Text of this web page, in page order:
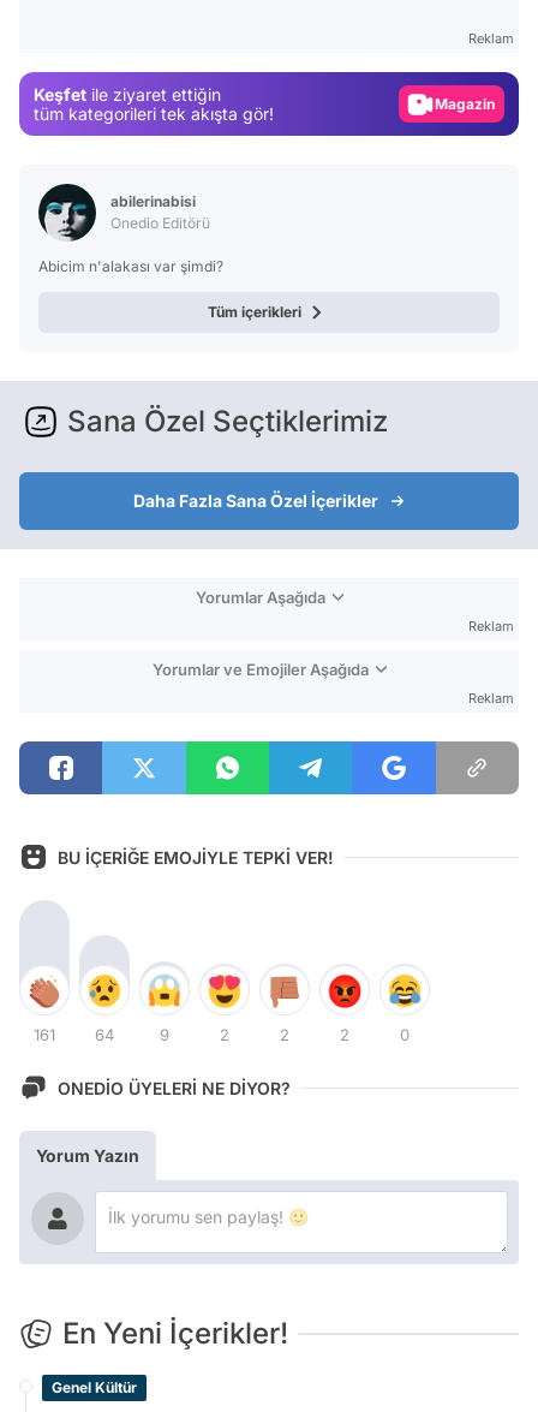
Reklam
Keşfet ile ziyaret ettiğin
tüm kategorileri tek akışta gör!
Video
abilerinabisi
Onedio Editörü
Abicim n'alakası var şimdi?
Tüm içerikleri
Sana Özel Seçtiklerimiz
Daha Fazla Sana Özel İçerikler
Yorumlar Aşağıda
Reklam
Yorumlar ve Emojiler Aşağıda
Reklam
BU İÇERİĞE EMOJİYLE TEPKİ VER!
161 64 9 2 2 2 0
ONEDİO ÜYELERİ NE DİYOR?
Yorum Yazın
En Yeni İçerikler!
Genel Kültür